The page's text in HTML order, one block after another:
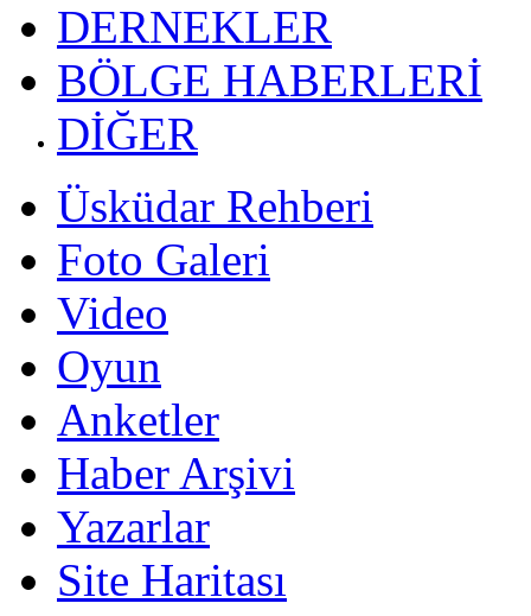
DERNEKLER
BÖLGE HABERLERİ
DİĞER
Üsküdar Rehberi
Foto Galeri
Video
Oyun
Anketler
Haber Arşivi
Yazarlar
Site Haritası